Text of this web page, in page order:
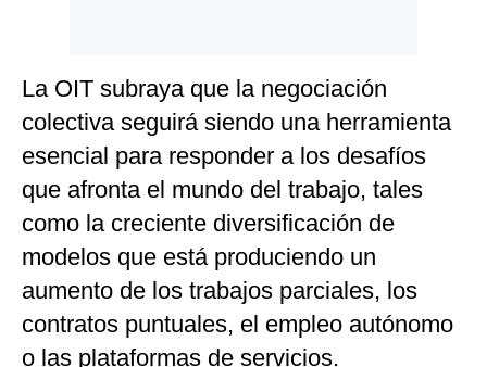
La OIT subraya que la negociación
colectiva seguirá siendo una herramienta
esencial para responder a los desafíos
que afronta el mundo del trabajo, tales
como la creciente diversificación de
modelos que está produciendo un
aumento de los trabajos parciales, los
contratos puntuales, el empleo autónomo
o las plataformas de servicios.